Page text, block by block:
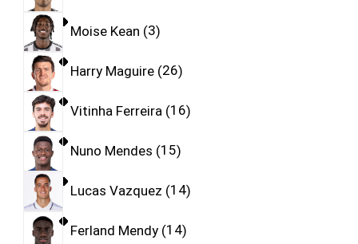
Moise Kean 3
Harry Maguire 26
Vitinha Ferreira 16
Nuno Mendes 15
Lucas Vazquez 14
Ferland Mendy 14